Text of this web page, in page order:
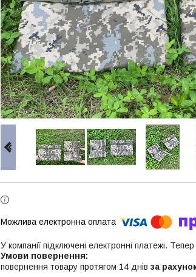
У компанії підключені електронні платежі.
повернення товару протягом 14 днів за